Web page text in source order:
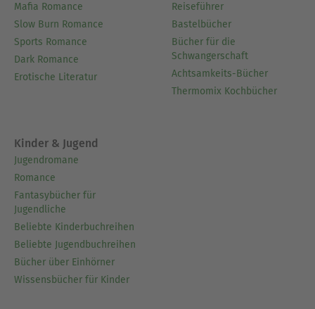
Mafia Romance
Slow Burn Romance
Sports Romance
Dark Romance
Erotische Literatur
Reiseführer
Bastelbücher
Bücher für die
Schwangerschaft
Achtsamkeits-Bücher
Thermomix Kochbücher
Kinder & Jugend
Jugendromane
Romance
Fantasybücher für
Jugendliche
Beliebte Kinderbuchreihen
Beliebte Jugendbuchreihen
Bücher über Einhörner
Wissensbücher für Kinder